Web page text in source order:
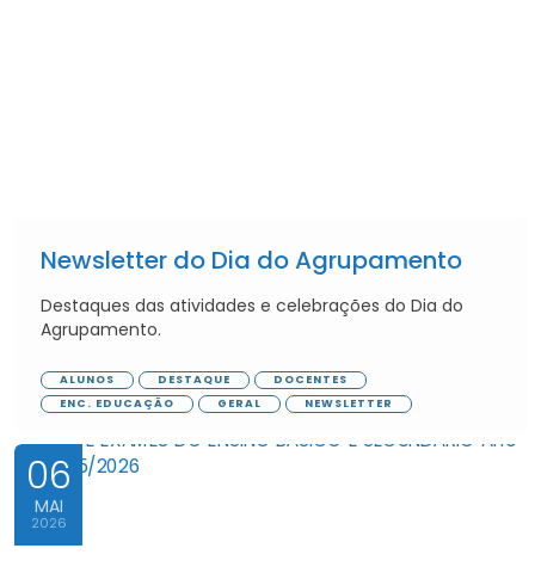
Newsletter do Dia do Agrupamento
Destaques das atividades e celebrações do Dia do
Agrupamento.
ALUNOS DESTAQUE
DOCENTES
ENC. EDUCAÇÃO
GERAL NEWSLETTER
06
MAI
2026